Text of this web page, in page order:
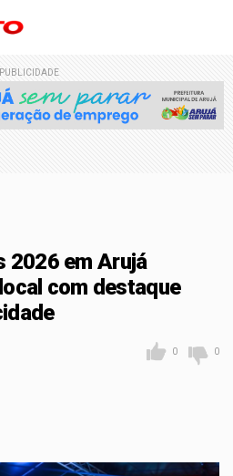
PUBLICIDADE
2026 em Arujá
com destaque
0 0